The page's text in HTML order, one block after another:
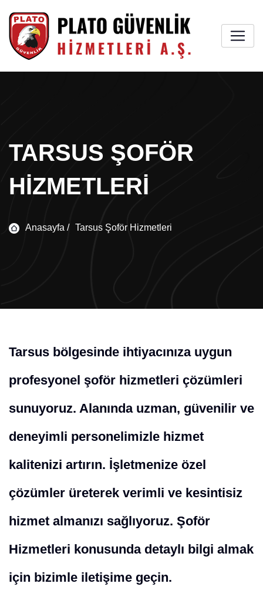
TARSUS ŞOFÖR
HIZMETLERI
Anasayfa / Tarsus Şoför Hizmetleri
Tarsus bölgesinde ihtiyacınıza uygun
profesyonel şoför hizmetleri çözümleri
sunuyoruz. Alanında uzman, güvenilir ve
deneyimli personelimizle hizmet
kalitenizi artırın. İşletmenize özel
çözümler üreterek verimli ve kesintisiz
hizmet almanızı sağlıyoruz. Şoför
Hizmetleri konusunda detaylı bilgi almak
için bizimle iletişime geçin.